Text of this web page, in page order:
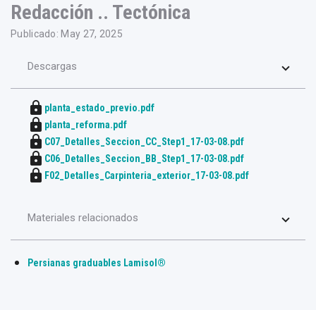
Redacción .. Tectónica
Publicado: May 27, 2025
Descargas
lock planta_estado_previo.pdf
lock planta_reforma.pdf
lock C07_Detalles_Seccion_CC_Step1_17-03-08.pdf
lock C06_Detalles_Seccion_BB_Step1_17-03-08.pdf
lock F02_Detalles_Carpinteria_exterior_17-03-08.pdf
Materiales relacionados
Persianas graduables Lamisol®